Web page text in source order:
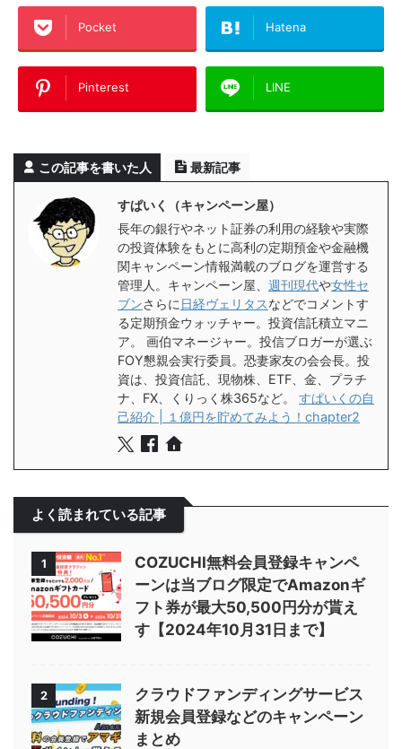
Pocket Hatena
Pinterest LINE
この記事を書いた人 最新記事
すぱいく（キャンペーン屋）
長年の銀行やネット証券の利用の経験や実際
の投資体験をもとに高利の定期預金や金融機
関キャンペーン情報満載のブログを運営する
管理人。キャンペーン屋、 週刊現代や女性セ
ブンさらに 日経ヴェリタスなどでコメントす
る定期預金ウォッチャー。投資信託積立マニ
ア。 画伯マネージャー。投信ブロガーが選ぶ
FOY懇親会実行委員。恐妻家友の会会長。投
資は、投資信託、現物株、ETF、金、プラチ
ナ、FX、くりっく株365など。 すぱいくの自
己紹介 | １億円を貯めてみよう！chapter2
よく読まれている記事
1
COZUCHI無料会員登録キャンペ
ーンは当ブログ限定でAmazonギ
フト券が最大50,500円分が貰え
す【2024年10月31日まで】
2
クラウドファンディングサービス
新規会員登録などのキャンペーン
まとめ